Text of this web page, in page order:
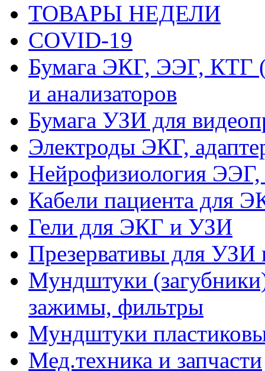
ТОВАРЫ НЕДЕЛИ
COVID-19
Бумага ЭКГ, ЭЭГ, КТГ
и анализаторов
Бумага УЗИ для
Электроды ЭКГ,
Нейрофизиология
Кабели пациента для
Гели для ЭКГ и УЗИ
Презервативы для УЗИ
Мундштуки
зажимы, фильтры
Мундштуки
Мед.техника и запчасти